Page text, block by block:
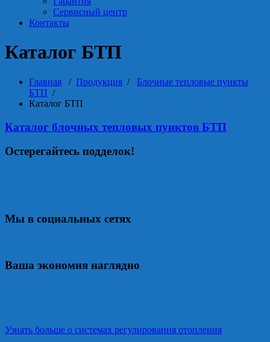
Сервисный центр
Контакты
Каталог БТП
Главная / Продукция / Блочные тепловые пункты
БТП /
Каталог БТП
Каталог блочных тепловых пунктов БТП
Остерегайтесь подделок!
Мы в социальных сетях
Ваша экономия наглядно
Узнать больше о системах регулирования отопления